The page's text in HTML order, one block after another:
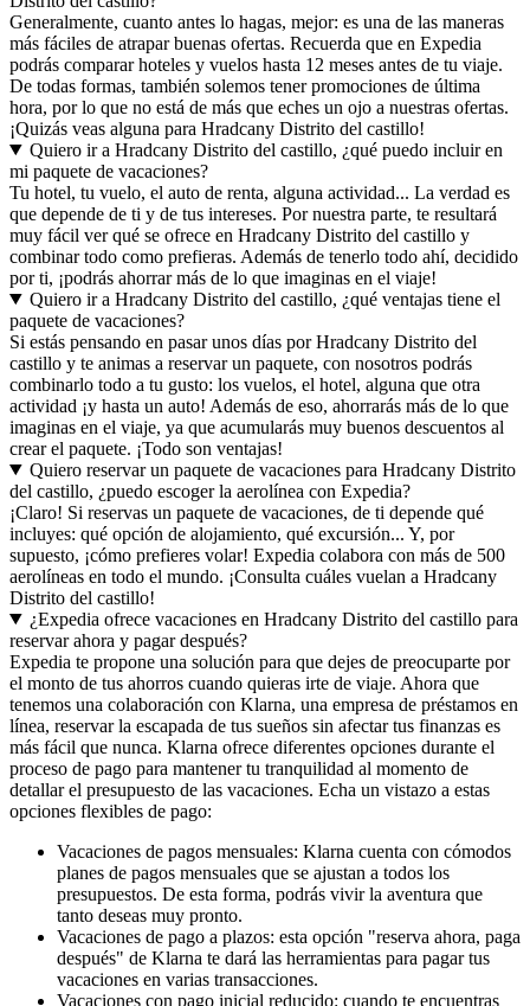
Generalmente, cuanto antes lo hagas, mejor: es una de las maneras
más fáciles de atrapar buenas ofertas. Recuerda que en Expedia
podrás comparar hoteles y vuelos hasta 12 meses antes de tu viaje.
De todas formas, también solemos tener promociones de última
hora, por lo que no está de más que eches un ojo a nuestras ofertas.
¡Quizás veas alguna para Hradcany Distrito del castillo!
Quiero ir a Hradcany Distrito del castillo, ¿qué puedo incluir en
mi paquete de vacaciones?
Tu hotel, tu vuelo, el auto de renta, alguna actividad... La verdad es
que depende de ti y de tus intereses. Por nuestra parte, te resultará
muy fácil ver qué se ofrece en Hradcany Distrito del castillo y
combinar todo como prefieras. Además de tenerlo todo ahí, decidido
por ti, ¡podrás ahorrar más de lo que imaginas en el viaje!
Quiero ir a Hradcany Distrito del castillo, ¿qué ventajas tiene el
paquete de vacaciones?
Si estás pensando en pasar unos días por Hradcany Distrito del
castillo y te animas a reservar un paquete, con nosotros podrás
combinarlo todo a tu gusto: los vuelos, el hotel, alguna que otra
actividad ¡y hasta un auto! Además de eso, ahorrarás más de lo que
imaginas en el viaje, ya que acumularás muy buenos descuentos al
crear el paquete. ¡Todo son ventajas!
Quiero reservar un paquete de vacaciones para Hradcany Distrito
del castillo, ¿puedo escoger la aerolínea con Expedia?
¡Claro! Si reservas un paquete de vacaciones, de ti depende qué
incluyes: qué opción de alojamiento, qué excursión... Y, por
supuesto, ¡cómo prefieres volar! Expedia colabora con más de 500
aerolíneas en todo el mundo. ¡Consulta cuáles vuelan a Hradcany
Distrito del castillo!
¿Expedia ofrece vacaciones en Hradcany Distrito del castillo para
reservar ahora y pagar después?
Expedia te propone una solución para que dejes de preocuparte por
el monto de tus ahorros cuando quieras irte de viaje. Ahora que
tenemos una colaboración con Klarna, una empresa de préstamos en
línea, reservar la escapada de tus sueños sin afectar tus finanzas es
más fácil que nunca. Klarna ofrece diferentes opciones durante el
proceso de pago para mantener tu tranquilidad al momento de
detallar el presupuesto de las vacaciones. Echa un vistazo a estas
opciones flexibles de pago:
Vacaciones de pagos mensuales: Klarna cuenta con cómodos
planes de pagos mensuales que se ajustan a todos los
presupuestos. De esta forma, podrás vivir la aventura que
tanto deseas muy pronto.
Vacaciones de pago a plazos: esta opción "reserva ahora, paga
después" de Klarna te dará las herramientas para pagar tus
vacaciones en varias transacciones.
Vacaciones con pago inicial reducido: cuando te encuentras